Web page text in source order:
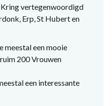
vertegenwoordigd
Erp, St Hubert en
meestal een mooie
200 Vrouwen
een interessante